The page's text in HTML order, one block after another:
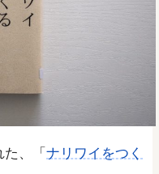
た、「ナリワイをつく